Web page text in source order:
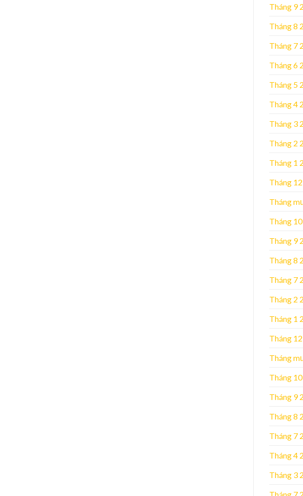
Tháng 9
Tháng 8
Tháng 7
Tháng 6
Tháng 5
Tháng 4
Tháng 3
Tháng 2
Tháng 1
Tháng
Tháng
Tháng
Tháng 9
Tháng 8
Tháng 7
Tháng 2
Tháng 1
Tháng
Tháng
Tháng
Tháng 9
Tháng 8
Tháng 7
Tháng 4
Tháng 3